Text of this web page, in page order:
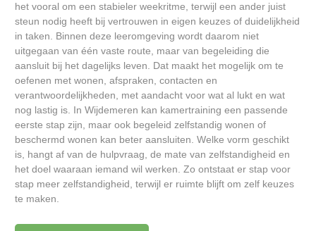
het vooral om een stabieler weekritme, terwijl een ander juist
steun nodig heeft bij vertrouwen in eigen keuzes of duidelijkheid
in taken. Binnen deze leeromgeving wordt daarom niet
uitgegaan van één vaste route, maar van begeleiding die
aansluit bij het dagelijks leven. Dat maakt het mogelijk om te
oefenen met wonen, afspraken, contacten en
verantwoordelijkheden, met aandacht voor wat al lukt en wat
nog lastig is. In Wijdemeren kan kamertraining een passende
eerste stap zijn, maar ook begeleid zelfstandig wonen of
beschermd wonen kan beter aansluiten. Welke vorm geschikt
is, hangt af van de hulpvraag, de mate van zelfstandigheid en
het doel waaraan iemand wil werken. Zo ontstaat er stap voor
stap meer zelfstandigheid, terwijl er ruimte blijft om zelf keuzes
te maken.